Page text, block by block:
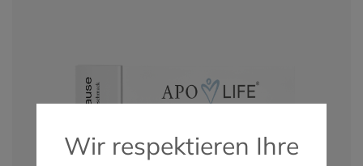
Wir respektieren Ihre